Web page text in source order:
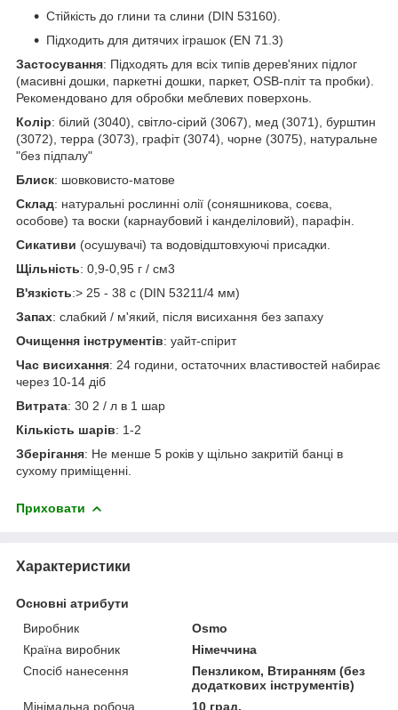
Стійкість до глини та слини (DIN 53160).
Підходить для дитячих іграшок (EN 71.3)
Застосування: Підходять для всіх типів дерев'яних підлог
(масивні дошки, паркетні дошки, паркет, OSB-пліт та пробки).
Рекомендовано для обробки меблевих поверхонь.
Колір: білий (3040), світло-сірий (3067), мед (3071), бурштин
(3072), терра (3073), графіт (3074), чорне (3075), натуральне
"без підпалу"
Блиск: шовковисто-матове
Склад: натуральні рослинні олії (соняшникова, соєва,
особове) та воски (карнаубовий і канделіловий), парафін.
Сикативи (осушувачі) та водовідштовхуючі присадки.
Щільність: 0,9-0,95 г / см3
В'язкість:> 25 - 38 c (DIN 53211/4 мм)
Запах: слабкий / м'який, після висихання без запаху
Очищення інструментів: уайт-спірит
Час висихання: 24 години, остаточних властивостей набирає
через 10-14 діб
Витрата: 30 2 / л в 1 шар
Кількість шарів: 1-2
Зберігання: Не менше 5 років у щільно закритій банці в
сухому приміщенні.
Приховати
Характеристики
Основні атрибути
Виробник
Osmo
Країна виробник
Німеччина
Спосіб нанесення
Пензликом, Втиранням (без
додаткових інструментів)
Мінімальна робоча
10 град.